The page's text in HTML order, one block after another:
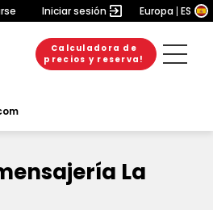
Iniciar sesión Europa ES
Calculadora de
precios y reserva!
La